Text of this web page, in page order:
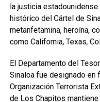
la justicia
histórico del Cártel de
metanfetamina, heroína,
como California, Texas,
El Departamento del
Sinaloa fue designado en
Organización Terrorista
de Los Chapitos